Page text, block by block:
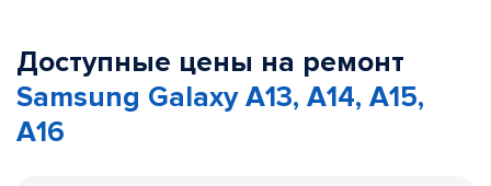
Доступные цены на ремонт
Samsung Galaxy A13, A14, A15,
A16